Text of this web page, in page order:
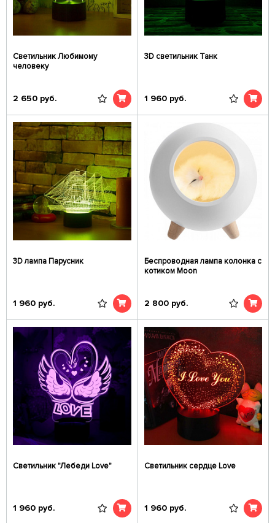
Светильник Любимому
человеку
2 650 руб.
3D светильник Танк
1 960 руб.
3D лампа Парусник
1 960 руб.
Беспроводная лампа колонка с
котиком Moon
2 800 руб.
Светильник "Лебеди Love"
1 960 руб.
Светильник сердце Love
1 960 руб.